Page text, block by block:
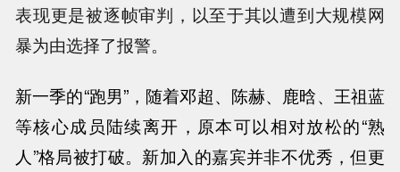
表现更是被逐帧审判，以至于其以遭到大规模网
暴为由选择了报警。
新一季的“跑男”，随着邓超、陈赫、鹿晗、王祖蓝
等核心成员陆续离开，原本可以相对放松的“熟
人”格局被打破。新加入的嘉宾并非不优秀，但更